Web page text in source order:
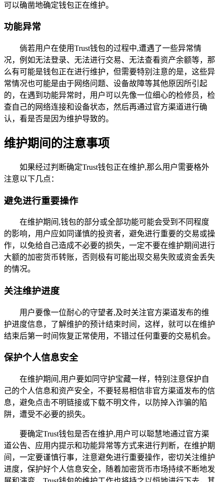
可以确凿地确定钱包正在维护。
功能异常
倘若用户在使用Trust钱包的过程中,遭遇了一些异常情
况，例如无法登录、无法进行交易、无法查看资产余额等，那
么有可能是钱包正在进行维护，但需要特别注意的是，这些异
常情况也可能是由于网络问题、设备故障等其他原因所引起
的，在遇到功能异常时，用户可以先像一位细心的检修员，检
查自己的网络连接和设备状态，然后再通过官方渠道进行确
认，看是否是因为维护导致的。
维护期间的注意事项
如果经过判断确定Trust钱包正在维护,那么用户需要格外
注意以下几点：
避免进行重要操作
在维护期间,钱包的部分或全部功能可能会受到不同程度
的影响，用户应如同谨慎的投资者，避免进行重要的交易或操
作，以免给自己造成不必要的损失，一定不要在维护期间进行
大额的加密货币转账，否则极有可能出现交易失败或资金丢失
的情况。
关注维护进度
用户要像一位耐心的守望者,及时关注官方渠道发布的维
护进度信息，了解维护的预计结束时间，这样，就可以在维护
结束后第一时间恢复正常使用，不错过任何重要的交易机会。
保护个人信息安全
在维护期间,用户要如同守护宝藏一样，特别注意保护自
己的个人信息和资产安全，不要轻易相信非官方渠道发布的信
息，避免点击不明链接或下载不明文件，以防掉入诈骗的陷
阱，遭受不必要的损失。
要确定Trust钱包是否在维护,用户可以聪慧地通过官方渠
道公告、应用内提示和功能异常等方式来进行判断，在维护期
间，一定要谨慎行事，注意避免进行重要操作，密切关注维护
进度，保护好个人信息安全，随着加密货币市场持续不断地发